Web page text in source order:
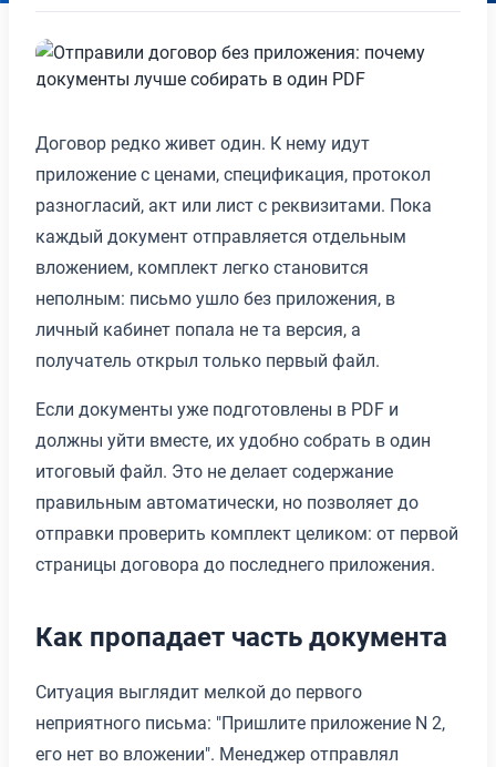
Договор редко живет один. К нему идут
приложение с ценами, спецификация, протокол
разногласий, акт или лист с реквизитами. Пока
каждый документ отправляется отдельным
вложением, комплект легко становится
неполным: письмо ушло без приложения, в
личный кабинет попала не та версия, а
получатель открыл только первый файл.
Если документы уже подготовлены в PDF и
должны уйти вместе, их удобно собрать в один
итоговый файл. Это не делает содержание
правильным автоматически, но позволяет до
отправки проверить комплект целиком: от первой
страницы договора до последнего приложения.
Как пропадает часть документа
Ситуация выглядит мелкой до первого
неприятного письма: "Пришлите приложение N 2,
его нет во вложении". Менеджер отправлял